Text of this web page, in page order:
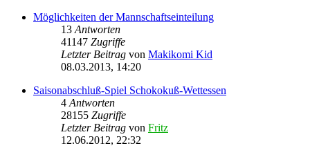
Möglichkeiten der Mannschaftseinteilung
13 Antworten
41147 Zugriffe
Letzter Beitrag von Makikomi Kid
08.03.2013, 14:20
Saisonabschluß-Spiel Schokokuß-Wettessen
4 Antworten
28155 Zugriffe
Letzter Beitrag von Fritz
12.06.2012, 22:32